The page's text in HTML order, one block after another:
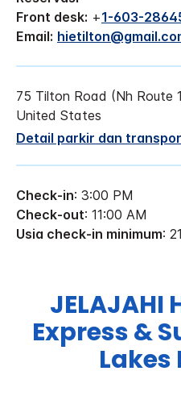
Front desk: +1-603-
Email:
75 Tilton Road (Nh Route
United States
Detail parkir dan
Check-in: 3:00 PM
Check-out: 11:00 AM
Usia check-in minimum: 21
JELAJAHI
Express &
Lakes